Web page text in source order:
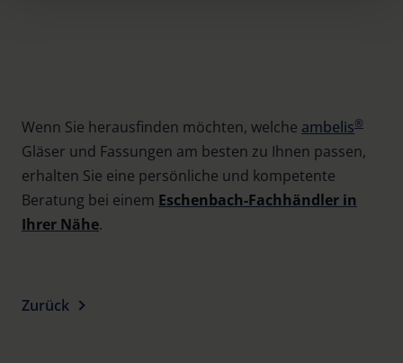
Wenn Sie herausfinden möchten, welche ambelis®
Gläser und Fassungen am besten zu Ihnen passen,
erhalten Sie eine persönliche und kompetente
Beratung bei einem Eschenbach-Fachhändler in
Ihrer Nähe.
Zurück